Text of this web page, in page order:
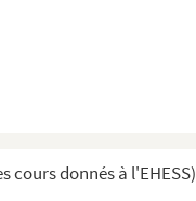
cours donnés à l'EHESS)